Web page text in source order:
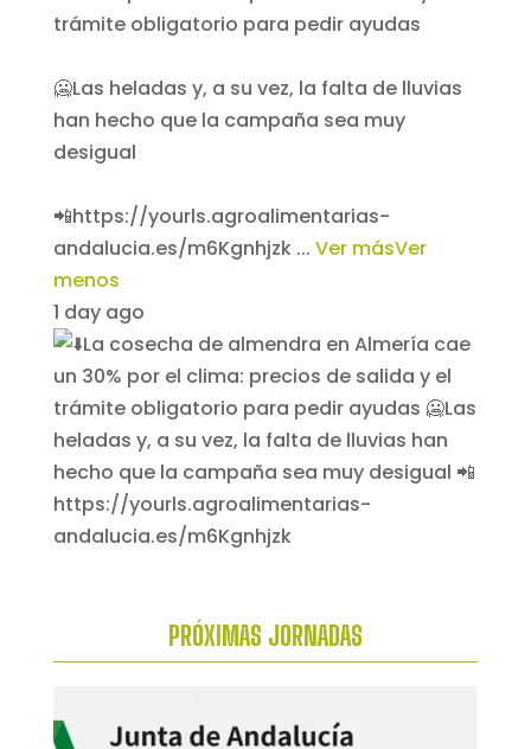
trámite obligatorio para pedir ayudas
🥶Las heladas y, a su vez, la falta de lluvias
han hecho que la campaña sea muy
desigual
📲https://yourls.agroalimentarias-
andalucia.es/m6Kgnhjzk ... Ver másVer
menos
1 day ago
PRÓXIMAS JORNADAS